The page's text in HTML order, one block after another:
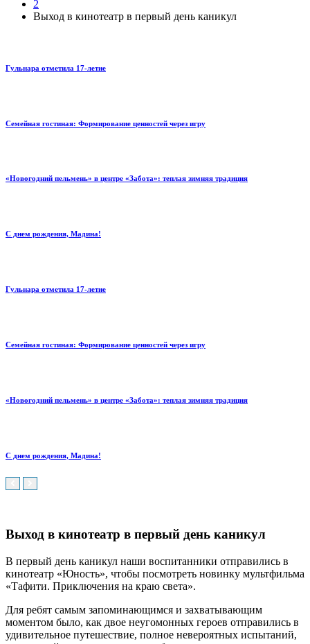
2
Выход в кинотеатр в первый день каникул
Гульнара отметила 17‑летие
Семейная гостиная: Формирование ценностей через игру
«Новогодний пельмень» в центре «Забота»: теплая зимняя традиция
С днем рождения, Мадина!
Гульнара отметила 17‑летие
Семейная гостиная: Формирование ценностей через игру
«Новогодний пельмень» в центре «Забота»: теплая зимняя традиция
С днем рождения, Мадина!
Выход в кинотеатр в первый день каникул
В первый день каникул наши воспитанники отправились в
кинотеатр «Юность», чтобы посмотреть новинку мультфильма
«Тафити. Приключения на краю света».
Для ребят самым запоминающимся и захватывающим
моментом было, как двое неугомонных героев отправились в
удивительное путешествие, полное невероятных испытаний,